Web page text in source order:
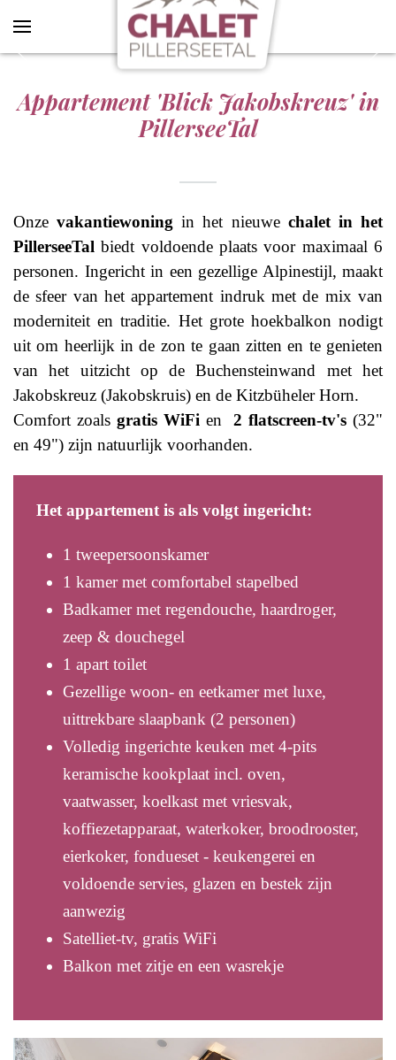
Skip to main content
SEND REQUEST
Appartement 'Blick Jakobskreuz' in
PillerseeTal
Onzevakantiewoning in het nieuwechalet in het
PillerseeTal biedt voldoende plaats voor maximaal 6
personen. Ingericht in een gezellige Alpinestijl, maakt
de sfeer van het appartement indruk met de mix van
moderniteit en traditie. Het grote hoekbalkon nodigt
uit om heerlijk in de zon te gaan zitten en te genieten
van het uitzicht op de Buchensteinwand met het
Jakobskreuz (Jakobskruis) en de Kitzbüheler Horn.
Comfort zoals gratis WiFi en2 flatscreen-tv's (32"
en 49") zijn natuurlijk voorhanden.
Het appartement is als volgt ingericht:
1 tweepersoonskamer
1 kamer met comfortabel stapelbed
Badkamer met regendouche, haardroger,
zeep & douchegel
1 apart toilet
Gezellige woon- en eetkamer met luxe,
uittrekbare slaapbank (2 personen)
Volledig ingerichte keuken met 4-pits
keramische kookplaat incl. oven,
vaatwasser, koelkast met vriesvak,
koffiezetapparaat, waterkoker, broodrooster,
eierkoker, fondueset - keukengerei en
voldoende servies, glazen en bestek zijn
aanwezig
Satelliet-tv, gratis WiFi
Balkon met zitje en een wasrekje